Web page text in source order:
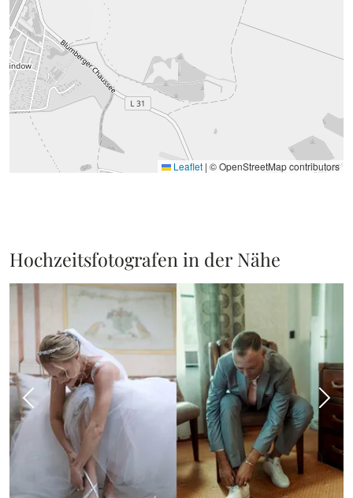
Leaflet | © OpenStreetMap contributors
Hochzeitsfotografen in der Nähe
Vorheriges Bild